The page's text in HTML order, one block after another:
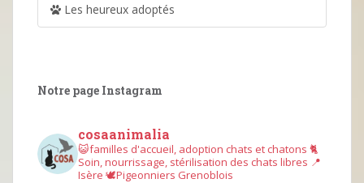
Les heureux adoptés
Notre page Instagram
cosaanimalia
😺familles d'accueil, adoption chats et chatons 🐈
Soin, nourrissage, stérilisation des chats libres 📍
Isère 🕊︎Pigeonniers Grenoblois